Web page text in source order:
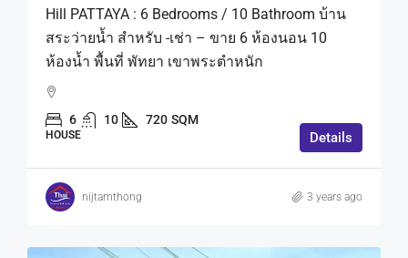
Hill PATTAYA : 6 Bedrooms / 10 Bathroom บ้าน
สระว่ายน้ำ สำหรับ -เช่า – ขาย 6 ห้องนอน 10
ห้องน้ำ พื้นที่ พัทยา เขาพระตำหนัก
6 10 720 SQM
HOUSE Details
nijtamthong 3 years ago